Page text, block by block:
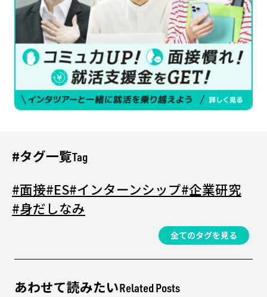
Tag
#タグ一覧
#面接#ES#インターンシップ#企業研究
#身だしなみ
全てのタグを見る
Related Posts
あわせて読みたい